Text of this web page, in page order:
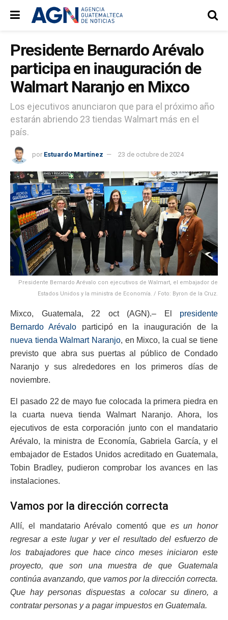
Presidente Bernardo Arévalo
participa en inauguración de
Walmart Naranjo en Mixco
Los ejecutivos anunciaron que para el próximo año
estarán abriendo 23 tiendas Walmart más en el
país.
por Estuardo Martínez 23 de octubre de 2024
Presidente Bernardo Arévalo con ejecutivos de Walmart, el embajador de
Estados Unidos y la ministra de Economía. / Foto: Byron de la Cruz.
Mixco, Guatemala, 22 oct (AGN).– El presidente
Bernardo Arévalo participó en la inauguración de la
nueva tienda Walmart Naranjo, en Mixco, la cual se tiene
previsto que abra sus puertas al público de Condado
Naranjo y sus alrededores en los primeros días de
noviembre.
El pasado 22 de mayo fue colocada la primera piedra en
la cuarta nueva tienda Walmart Naranjo. Ahora, los
ejecutivos de esta corporación junto con el mandatario
Arévalo, la ministra de Economía, Gabriela García, y el
embajador de Estados Unidos acreditado en Guatemala,
Tobin Bradley, pudieron comprobar los avances en las
instalaciones.
Vamos por la dirección correcta
Allí, el mandatario Arévalo comentó quees un honor
regresar a este lugar y ver el resultado del esfuerzo de
los trabajadores que hace cinco meses iniciaron este
proyecto, que son una muestra de que Guatemala
continúa avanzando, que vamos por la dirección correcta.
Que hay personas dispuestas a colocar su dinero, a
contratar personas y a pagar impuestos en Guatemala.